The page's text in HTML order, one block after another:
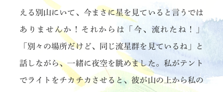
える別山にいて、今まさに星を見ていると言うでは
ありませんか！それからは「今、流れたね！」
「別々の場所だけど、同じ流星群を見ているね」と
話しながら、一緒に夜空を眺めました。私がテント
でライトをチカチカさせると、彼が山の上から私の